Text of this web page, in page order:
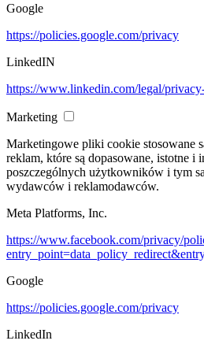
Google
https://policies.google.com/privacy
LinkedIN
https://www.linkedin.com/legal/
Marketing
Marketingowe pliki cookie stosowane
reklam, które są dopasowane, istotne i
poszczególnych użytkowników i tym
wydawców i reklamodawców.
Meta Platforms, Inc.
https://www.facebook.com/privacy/
Google
https://policies.google.com/privacy
LinkedIn